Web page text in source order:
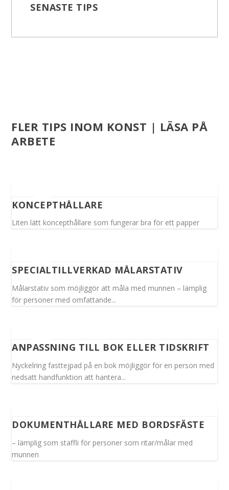
SENASTE TIPS
FLER TIPS INOM KONST | LÄSA PÅ
ARBETE
KONCEPTHÅLLARE
Liten lätt koncepthållare som fungerar bra för ett papper
SPECIALTILLVERKAD MÅLARSTATIV
Målarstativ som möjliggör att måla med munnen – lämplig
för personer med omfattande...
ANPASSNING TILL BOK ELLER TIDSKRIFT
Nyckelring fasttejpad på en bok möjliggör för en person med
nedsatt handfunktion att hantera...
DOKUMENTHÅLLARE MED BORDSFÄSTE
– lämplig som staffli för personer som ritar/målar med
munnen